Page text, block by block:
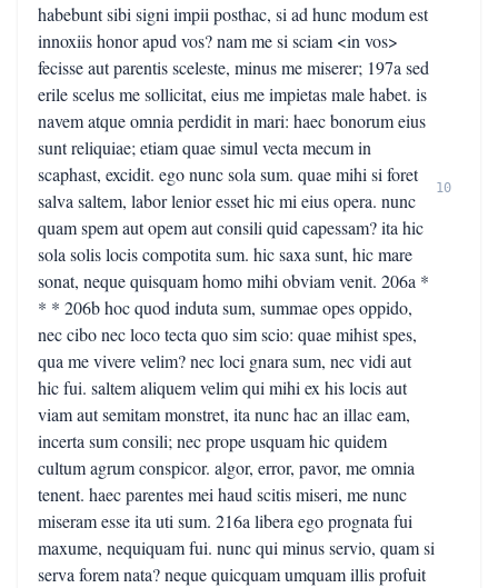
habebunt sibi signi impii posthac, si ad hunc modum est
innoxiis honor apud vos? nam me si sciam <in vos>
fecisse aut parentis sceleste, minus me miserer; 197a sed
erile scelus me sollicitat, eius me impietas male habet. is
navem atque omnia perdidit in mari: haec bonorum eius
sunt reliquiae; etiam quae simul vecta mecum in
scaphast, excidit. ego nunc sola sum. quae mihi si foret
salva saltem, labor lenior esset hic mi eius opera. nunc
quam spem aut opem aut consili quid capessam? ita hic
sola solis locis compotita sum. hic saxa sunt, hic mare
sonat, neque quisquam homo mihi obviam venit. 206a *
* * 206b hoc quod induta sum, summae opes oppido,
nec cibo nec loco tecta quo sim scio: quae mihist spes,
qua me vivere velim? nec loci gnara sum, nec vidi aut
hic fui. saltem aliquem velim qui mihi ex his locis aut
viam aut semitam monstret, ita nunc hac an illac eam,
incerta sum consili; nec prope usquam hic quidem
cultum agrum conspicor. algor, error, pavor, me omnia
tenent. haec parentes mei haud scitis miseri, me nunc
miseram esse ita uti sum. 216a libera ego prognata fui
maxume, nequiquam fui. nunc qui minus servio, quam si
serva forem nata? neque quicquam umquam illis profuit
10